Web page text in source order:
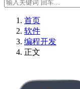
首页
软件
编程开发
正文